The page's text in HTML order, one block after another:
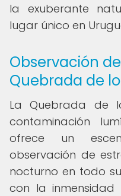
la exuberante
lugar único en
Observación
Quebrada de
La Quebrada de
contaminación
ofrece un
observación de
nocturno en todo
con la inmensidad